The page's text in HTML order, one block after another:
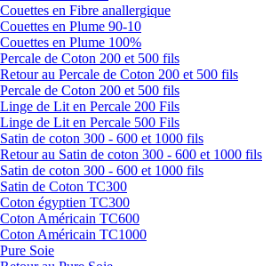
Couettes en Fibre anallergique
Couettes en Plume 90-10
Couettes en Plume 100%
Percale de Coton 200 et 500 fils
Retour au Percale de Coton 200 et 500 fils
Percale de Coton 200 et 500 fils
Linge de Lit en Percale 200 Fils
Linge de Lit en Percale 500 Fils
Satin de coton 300 - 600 et 1000 fils
Retour au Satin de coton 300 - 600 et 1000 fils
Satin de coton 300 - 600 et 1000 fils
Satin de Coton TC300
Coton égyptien TC300
Coton Américain TC600
Coton Américain TC1000
Pure Soie